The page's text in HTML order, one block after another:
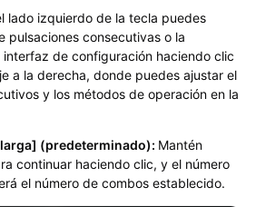
lado izquierdo de la tecla puedes
pulsaciones consecutivas o la
de configuración haciendo clic
a la derecha, donde puedes ajustar el
y los métodos de operación en la
(predeterminado): Mantén
continuar haciendo clic, y el número
el número de combos establecido.